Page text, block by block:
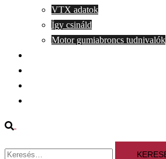
VTX adatok
Így csináld
Motor gumiabroncs tudnivalók
Search
Keresés: